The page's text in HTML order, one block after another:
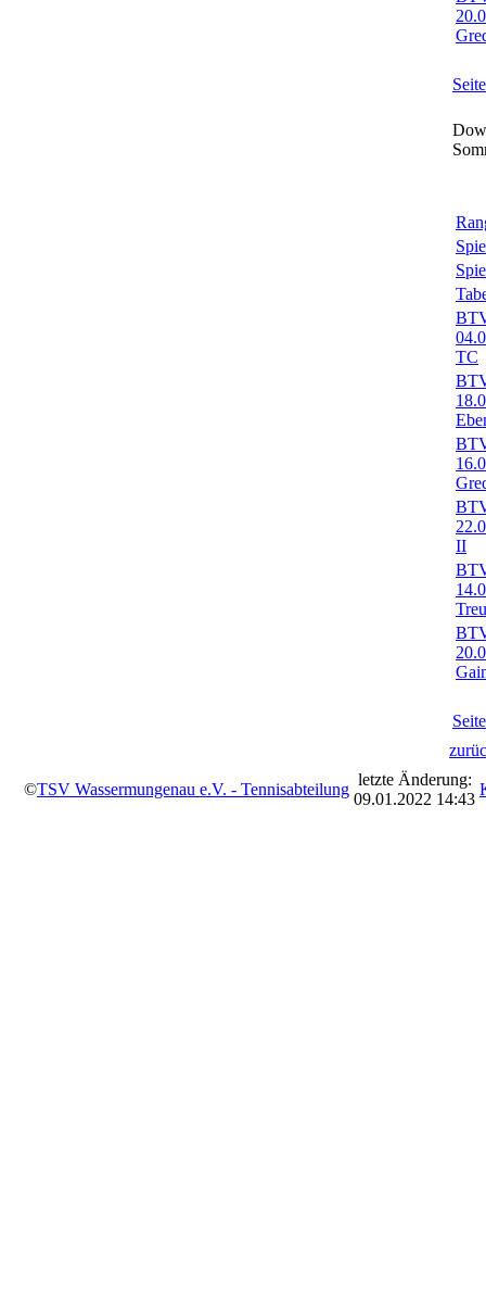
TC
II
©TSV Wassermungenau e.V. - Tennisabteilung
letzte Änderung:
09.01.2022 14:43